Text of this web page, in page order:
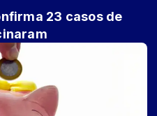
23 casos de